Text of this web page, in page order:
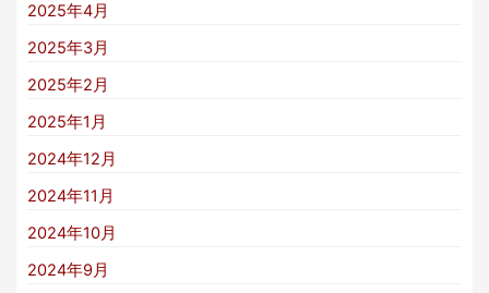
2025年4月
2025年3月
2025年2月
2025年1月
2024年12月
2024年11月
2024年10月
2024年9月